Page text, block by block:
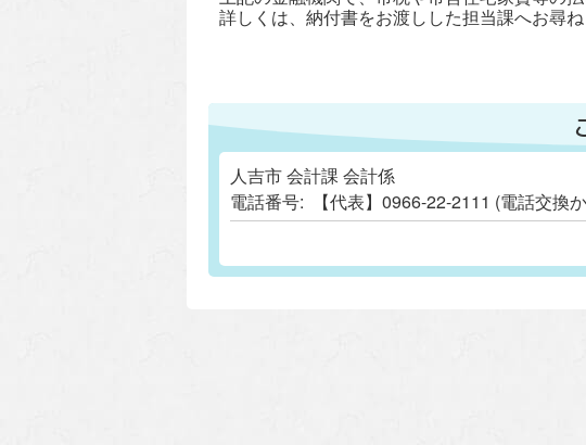
詳しくは、納付書をお渡しした担当課へお尋ね
人吉市 会計課 会計係
電話番号:
【代表】0966-22-2111 (電話交換